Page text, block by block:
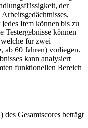
der
Item können bis zu
Testergebnisse können
für zwei
ab 60 Jahren) vorliegen.
kann analysiert
funktionellen Bereich
Gesamtscores beträgt